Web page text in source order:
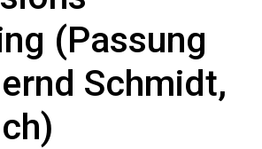
(Passung
Schmidt,